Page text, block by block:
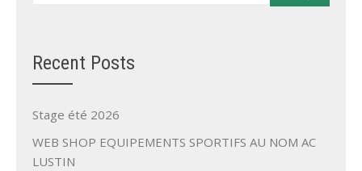
Recent Posts
Stage été 2026
WEB SHOP EQUIPEMENTS SPORTIFS AU NOM AC
LUSTIN